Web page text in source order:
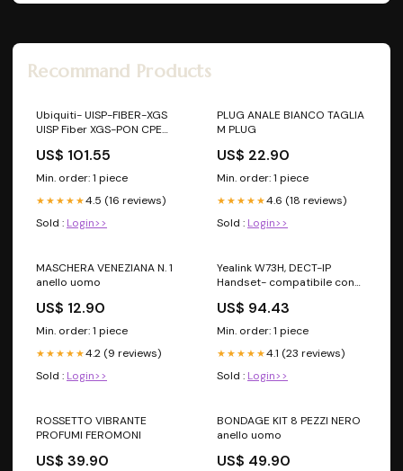
Recommand Products
Ubiquiti- UISP-FIBER-XGS
UISP Fiber XGS-PON CPE
Tastiera-MX-Keys-S-
Ricevitore-USB-Logi-Bolt-
Cavo-di-ricarica-USB-C-
(da-USB-A-a-USB-C)-
l'utente
US$ 101.55
Min. order: 1 piece
★★★★★4.5 (16 reviews)
Sold : Login>>
PLUG ANALE BIANCO TAGLIA
M PLUG
US$ 22.90
Min. order: 1 piece
★★★★★4.6 (18 reviews)
Sold : Login>>
MASCHERA VENEZIANA N. 1
anello uomo
US$ 12.90
Min. order: 1 piece
★★★★★4.2 (9 reviews)
Sold : Login>>
Yealink W73H, DECT-IP
Handset- compatibile con
da 1.8" a colori, 35 ore in
chiamata [W73H] 8845HS
US$ 94.43
Min. order: 1 piece
★★★★★4.1 (23 reviews)
Sold : Login>>
ROSSETTO VIBRANTE
PROFUMI FEROMONI
US$ 39.90
BONDAGE KIT 8 PEZZI NERO
anello uomo
US$ 49.90